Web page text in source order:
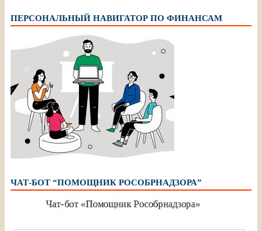
ПЕРСОНАЛЬНЫЙ НАВИГАТОР ПО ФИНАНСАМ
ЧАТ-БОТ “ПОМОЩНИК РОСОБРНАДЗОРА”